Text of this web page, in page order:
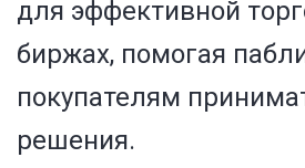
для эффективной
биржах, помогая
покупателям
решения.